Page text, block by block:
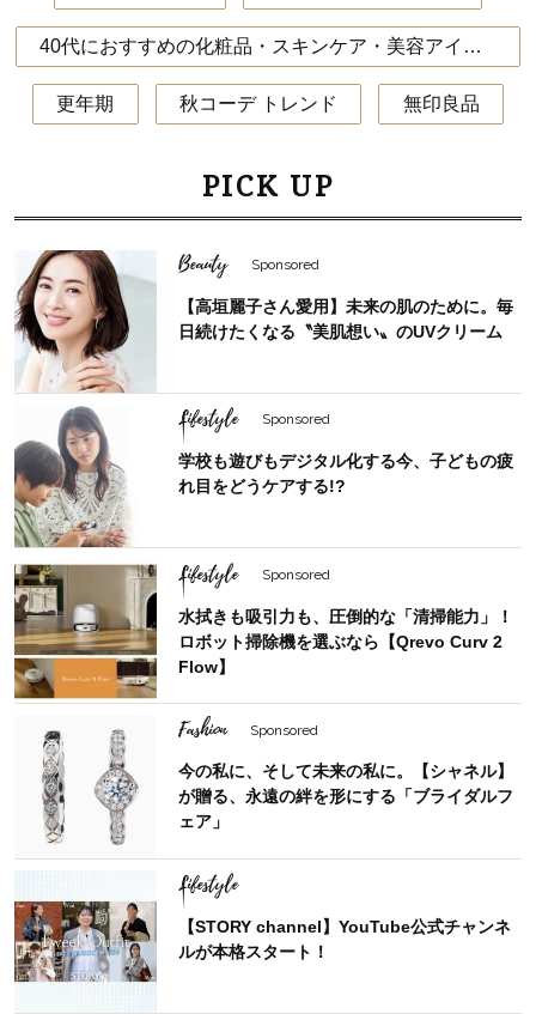
40代におすすめの化粧品・スキンケア・美容アイテム
更年期 秋コーデ トレンド 無印良品
PICK UP
Beauty Sponsored
【高垣麗子さん愛用】未来の肌のために。毎
日続けたくなる〝美肌想い〟のUVクリーム
Lifestyle Sponsored
学校も遊びもデジタル化する今、子どもの疲
れ目をどうケアする!?
Lifestyle Sponsored
水拭きも吸引力も、圧倒的な「清掃能力」！
ロボット掃除機を選ぶなら【Qrevo Curv 2
Flow】
Fashion Sponsored
今の私に、そして未来の私に。【シャネル】
が贈る、永遠の絆を形にする「ブライダルフ
ェア」
Lifestyle
【STORY channel】YouTube公式チャンネ
ルが本格スタート！